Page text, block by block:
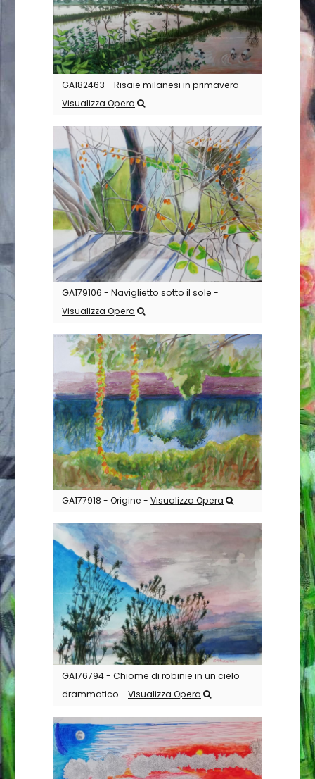
GA182463 - Risaie milanesi in primavera -
Visualizza Opera
GA179106 - Naviglietto sotto il sole -
Visualizza Opera
GA177918 - Origine - Visualizza Opera
GA176794 - Chiome di robinie in un cielo
drammatico - Visualizza Opera